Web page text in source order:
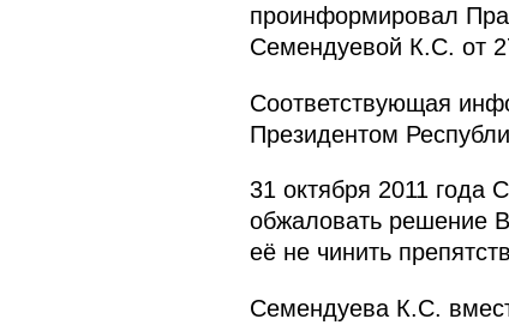
проинформировал
Семендуевой К.С. от
Соответствующая
Президентом
31 октября 2011 года
обжаловать решение
её не чинить
Семендуева К.С.